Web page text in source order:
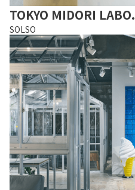
TOKYO MIDORI LABO.
SOLSO